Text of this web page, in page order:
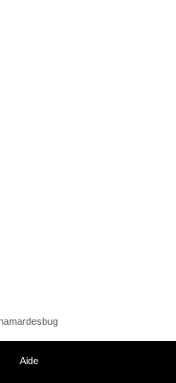
Aide